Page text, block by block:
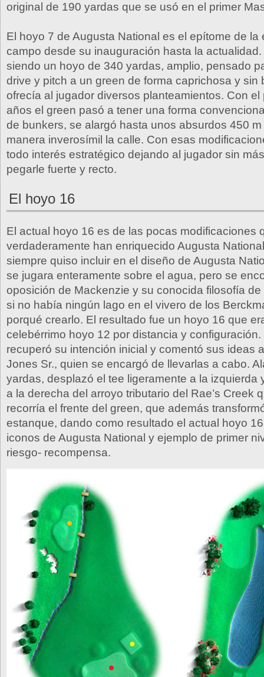
original de 190 yardas que se usó en el primer
El hoyo 7 de Augusta National es el epítome de la
campo desde su inauguración hasta la
siendo un hoyo de 340 yardas, amplio, pensado
drive y pitch a un green de forma caprichosa y sin
ofrecía al jugador diversos planteamientos. Con el
años el green pasó a tener una forma
de bunkers, se alargó hasta unos absurdos 450
manera inverosímil la calle. Con esas
todo interés estratégico dejando al jugador sin
pegarle fuerte y recto.
El hoyo 16
El actual hoyo 16 es de las pocas modificaciones
verdaderamente han enriquecido Augusta
siempre quiso incluir en el diseño de Augusta
se jugara enteramente sobre el agua, pero se
oposición de Mackenzie y su conocida filosofía de
si no había ningún lago en el vivero de los
porqué crearlo. El resultado fue un hoyo 16 que
celebérrimo hoyo 12 por distancia y
recuperó su intención inicial y comentó sus ideas
Jones Sr., quien se encargó de llevarlas a cabo.
yardas, desplazó el tee ligeramente a la izquierda
a la derecha del arroyo tributario del Rae’s Creek
recorría el frente del green, que además
estanque, dando como resultado el actual hoyo
iconos de Augusta National y ejemplo de primer
riesgo- recompensa.